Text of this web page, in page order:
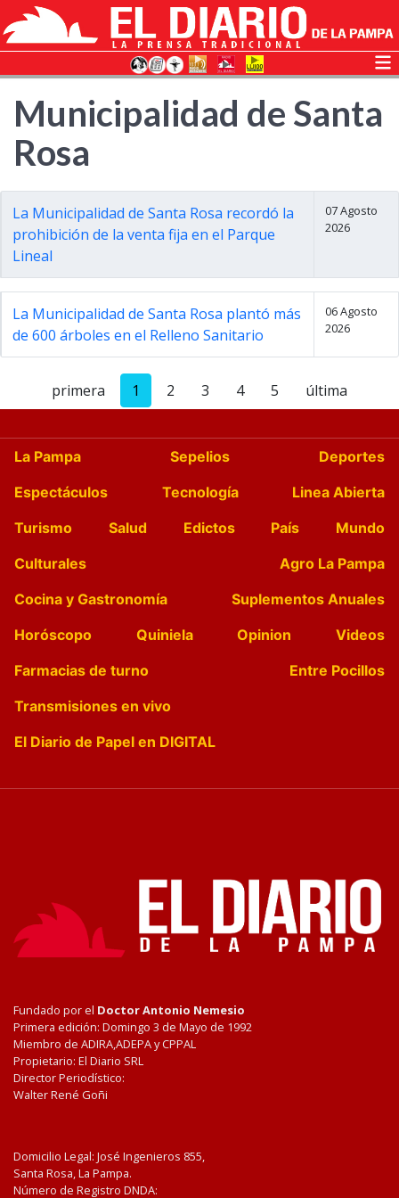
Municipalidad de Santa
Rosa
La Municipalidad de Santa Rosa recordó la
prohibición de la venta fija en el Parque
Lineal
07 Agosto
2026
La Municipalidad de Santa Rosa plantó más
de 600 árboles en el Relleno Sanitario
06 Agosto
2026
primera 1 2 3 4 5 última
La Pampa Sepelios
Deportes
Espectáculos
Tecnología
Linea Abierta
Turismo
Salud Edictos País
Mundo
Culturales
Agro La Pampa
Cocina y Gastronomía
Suplementos Anuales
Horóscopo
Quiniela Opinion
Videos
Farmacias de turno
Entre Pocillos
Transmisiones en vivo
El Diario de Papel en DIGITAL
Fundado por el Doctor Antonio Nemesio
Primera edición: Domingo 3 de Mayo de 1992
Miembro de ADIRA,ADEPA y CPPAL
Propietario: El Diario SRL
Director Periodístico:
Walter René Goñi
Domicilio Legal: José Ingenieros 855,
Santa Rosa, La Pampa.
Número de Registro DNDA: